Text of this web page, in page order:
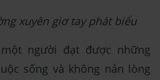
xuyên giơ tay phát biểu
người đạt được những
sống và không nản lòng